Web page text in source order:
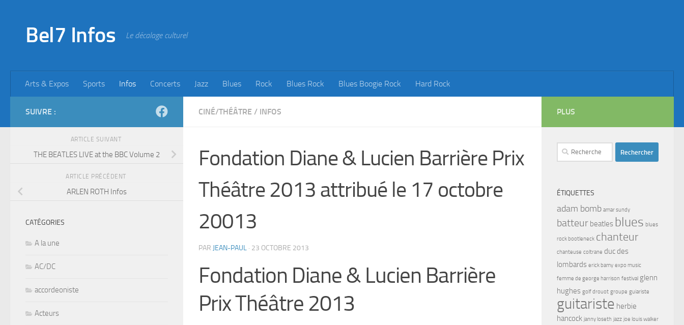
Bel7 Infos Le décalage culturel
Arts & Expos Sports Infos Concerts Jazz Blues Rock Blues Rock Blues Boogie Rock Hard Rock
CINÉ/THÉÂTRE / INFOS
Fondation Diane & Lucien Barrière Prix
Théâtre 2013 attribué le 17 octobre
20013
PAR JEAN-PAUL · 23 OCTOBRE 2013
Fondation Diane & Lucien Barrière
Prix Théâtre 2013
SUIVRE :
ARTICLE SUIVANT
THE BEATLES LIVE at the BBC Volume 2
ARTICLE PRÉCÉDENT
ARLEN ROTH Infos
CATÉGORIES
A la une
AC/DC
accordeoniste
Acteurs
PLUS
Rechercher :
ÉTIQUETTES
adam bomb amar sundy
batteur beatles blues blues
rock bootleneck chanteur
chanteuse coltrane duc des
lombards erick bamy expo music
femme de george harrison festival glenn
hughes golf drouot groupe guiariste
guitariste herbie
hancock janny loseth jazz joe louis walker